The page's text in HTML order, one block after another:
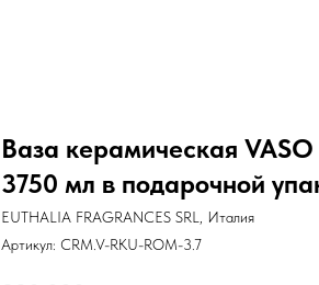
Ваза керамическая
3750 мл в подарочной
EUTHALIA FRAGRANCES SRL, Италия
Артикул: CRM.V-RKU-ROM-3.7